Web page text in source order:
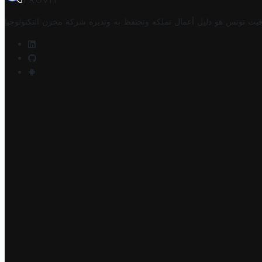
تونس هو دليل أعمال تملكه وتحتفظ به وتديره شركة مخزن التكنولوجيا